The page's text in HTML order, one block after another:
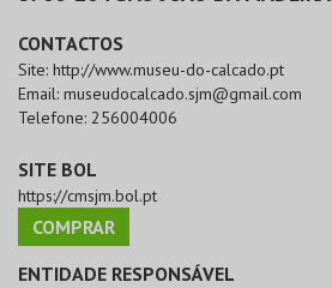
CONTACTOS
Site: http://www.museu-do-calcado.pt
Email: museudocalcado.sjm@gmail.com
Telefone: 256004006
SITE BOL
https://cmsjm.bol.pt
COMPRAR
ENTIDADE RESPONSÁVEL